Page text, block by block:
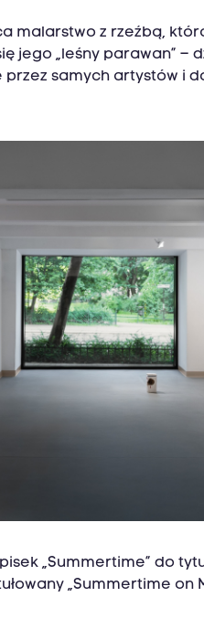
z rzeźbą,
jego „leśny parawan” –
samych artystów i
„Summertime” do
„Summertime on